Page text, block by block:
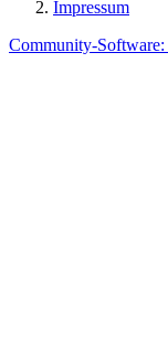
Impressum
Community-Software: